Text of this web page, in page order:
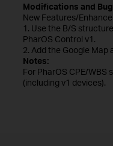
Modifications and
New Features/
1. Use the B/S
PharOS Control v1.
2. Add the Google
Notes:
For PharOS CPE/WBS
(including v1 devices).